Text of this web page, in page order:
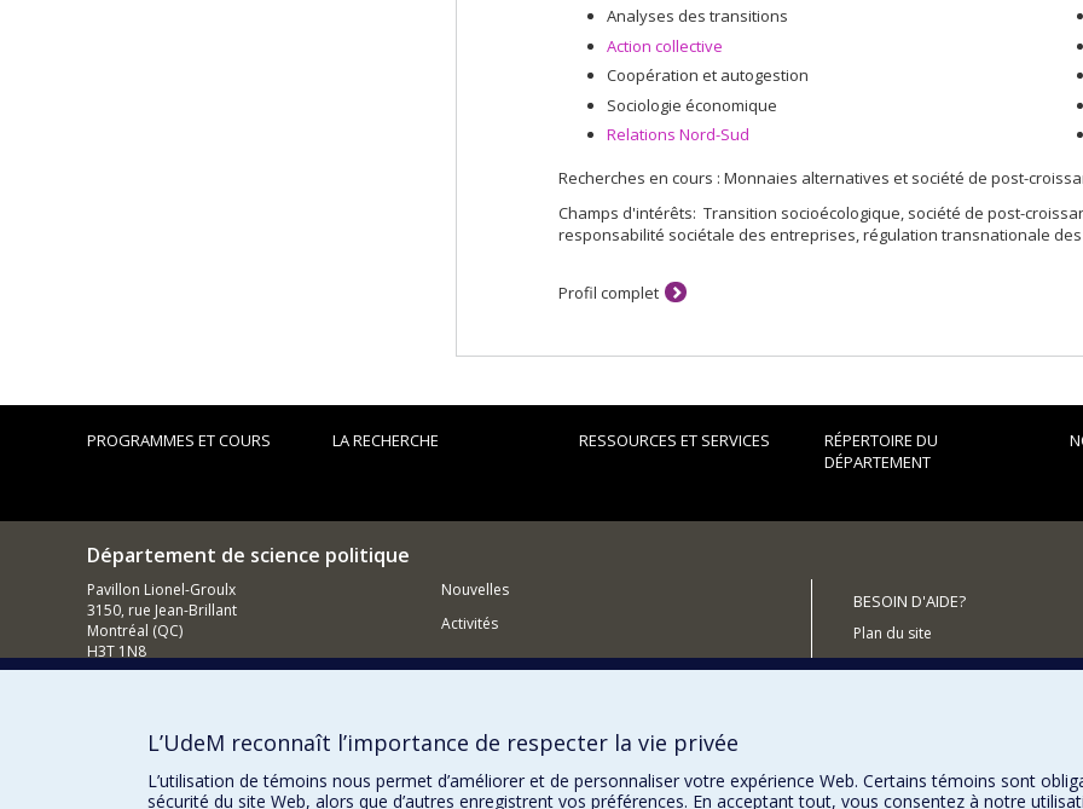
Analyses des transitions
Action collective
Coopération et autogestion
Sociologie économique
Relations Nord-Sud
Recherches en cours : Monnaies alternatives et société de post-
Champs d'intérêts: Transition socioécologique, société de post-
responsabilité sociétale des entreprises, régulation transnationale des
Profil complet
PROGRAMMES ET COURS LA RECHERCHE RESSOURCES ET SERVICES
RÉPERTOIRE DU
DÉPARTEMENT
Département de science politique
Pavillon Lionel-Groulx
3150, rue Jean-Brillant
Montréal (QC)
H3T 1N8
Nouvelles
Activités
Comment soutenir le Département?
BESOIN D'AIDE?
Plan du site
Signaler une erreur
L’UdeM reconnaît l’importance de respecter la vie privée
L’utilisation de témoins nous permet d’améliorer et de personnaliser votre expérience Web. Certains témoins sont
sécurité du site Web, alors que d’autres enregistrent vos préférences. En acceptant tout, vous consentez à notre